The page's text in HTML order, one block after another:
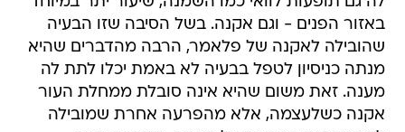
באזור הפנים - וגם אקנה. בשל הסיבה שזו הבעיה
שהובילה לאקנה של פלאמר, הרבה מהדברים שהיא
מנתה כניסיון לטפל בבעיה לא באמת יכלו לתת לה
מענה. זאת משום שהיא אינה סובלת ממחלת העור
אקנה כשלעצמה, אלא מהפרעה אחרת שמובילה